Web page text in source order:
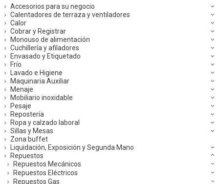
Accesorios para su negocio
Calentadores de terraza y ventiladores
Calor
Cobrar y Registrar
Monouso de alimentación
Cuchillería y afiladores
Envasado y Etiquetado
Frío
Lavado e Higiene
Maquinaria Auxiliar
Menaje
Mobiliario inoxidable
Pesaje
Repostería
Ropa y calzado laboral
Sillas y Mesas
Zona buffet
Liquidación, Exposición y Segunda Mano
Repuestos
Repuestos Mecánicos
Repuestos Eléctricos
Repuestos Gas